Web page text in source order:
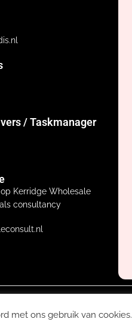
/ Taskmanager
Kerridge Wholesale
consultancy
met ons gebruik van cookies.